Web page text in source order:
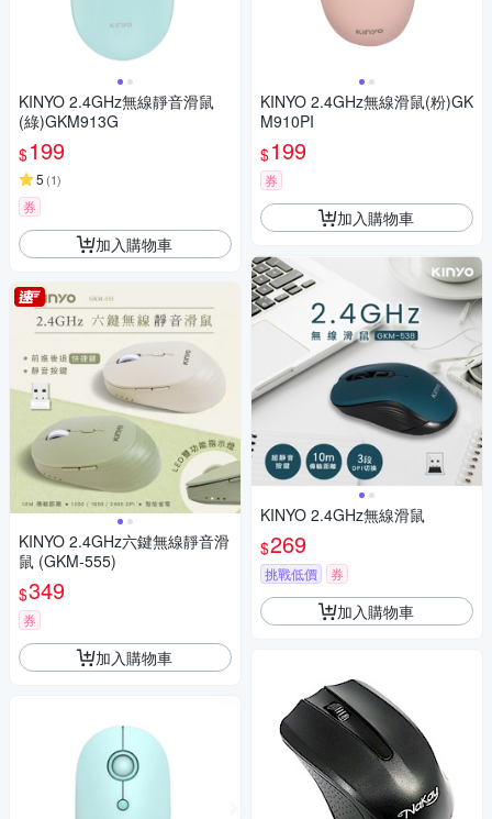
KINYO 2.4GHz無線靜音滑鼠
(綠)GKM913G
$199
5 (1)
券
加入購物車
KINYO 2.4GHz六鍵無線靜音滑
鼠 (GKM-555)
$349
券
加入購物車
KINYO 2.4GHz無線滑鼠(粉)GK
M910PI
$199
券
加入購物車
KINYO 2.4GHz無線滑鼠
$269
挑戰低價 券
加入購物車